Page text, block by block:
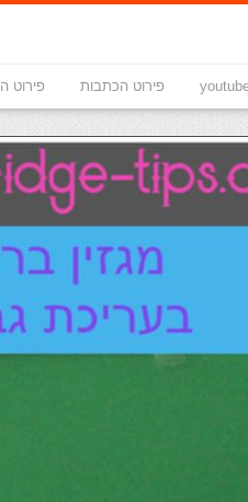
פירוט הכתבות פירוט